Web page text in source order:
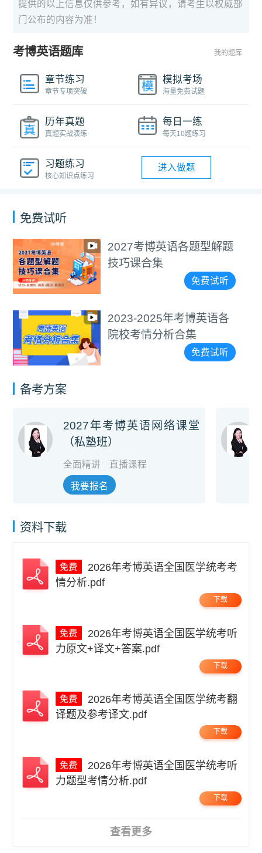
提供的以上信息仅供参考，如有异议，请考生以权威部
门公布的内容为准！
考博英语题库 我的题库
章节练习
章节专项突破
模拟考场
海量免费试题
历年真题
真题实战演练
每日一练
每天10题练习
习题练习
核心知识点练习
进入做题
免费试听
2027考博英语各题型解题
技巧课合集
免费试听
2023-2025年考博英语各
院校考情分析合集
免费试听
备考方案
2027年考博英语网络课堂
（私塾班）
全面精讲 直播课程
我要报名
资料下载
情分析.pdf
下载
力原文+译文+答案.pdf
下载
译题及参考译文.pdf
下载
力题型考情分析.pdf
下载
查看更多